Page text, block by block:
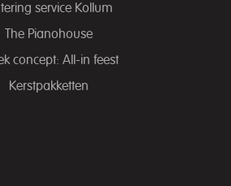
service Kollum
The Pianohouse
concept: All-in feest
Kerstpakketten